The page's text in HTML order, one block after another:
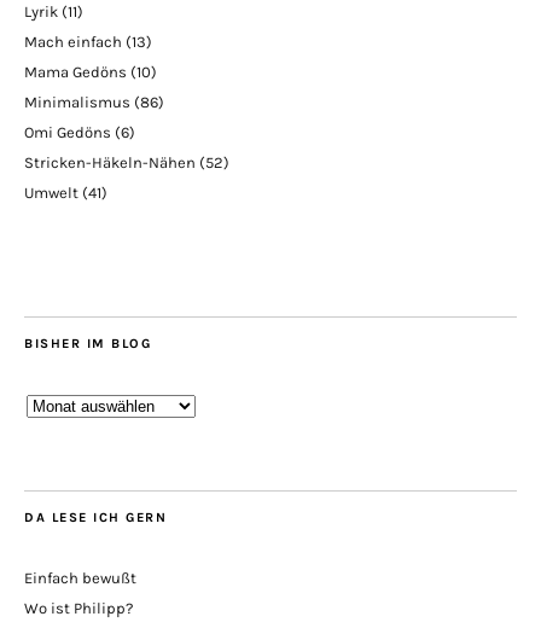
Lyrik (11)
Mach einfach (13)
Mama Gedöns (10)
Minimalismus (86)
Omi Gedöns (6)
Stricken-Häkeln-Nähen (52)
Umwelt (41)
BISHER IM BLOG
Bisher
DA LESE ICH GERN
Einfach bewußt
Wo ist Philipp?